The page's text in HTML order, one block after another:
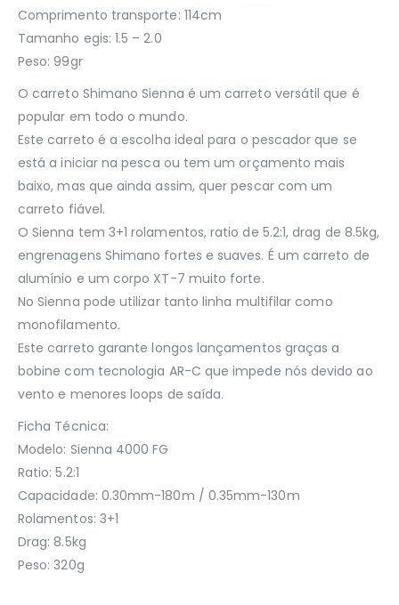
Comprimento transporte: 114cm
Tamanho egis: 1.5 – 2.0
Peso: 99gr
O carreto Shimano Sienna é um carreto versátil que é
popular em todo o mundo.
Este carreto é a escolha ideal para o pescador que se
está a iniciar na pesca ou tem um orçamento mais
baixo, mas que ainda assim, quer pescar com um
carreto fiável.
O Sienna tem 3+1 rolamentos, ratio de 5.2:1, drag de 8.5kg,
engrenagens Shimano fortes e suaves. É um carreto de
alumínio e um corpo XT-7 muito forte.
No Sienna pode utilizar tanto linha multifilar como
monofilamento.
Este carreto garante longos lançamentos graças a
bobine com tecnologia AR-C que impede nós devido ao
vento e menores loops de saída.
Ficha Técnica:
Modelo: Sienna 4000 FG
Ratio: 5.2:1
Capacidade: 0.30mm-180m / 0.35mm-130m
Rolamentos: 3+1
Drag: 8.5kg
Peso: 320g